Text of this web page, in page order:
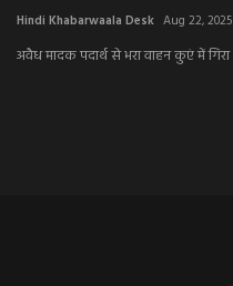
Hindi Khabarwaala Desk Aug 22, 2025
अवैध मादक पदार्थ से भरा वाहन कुएं में गिरा